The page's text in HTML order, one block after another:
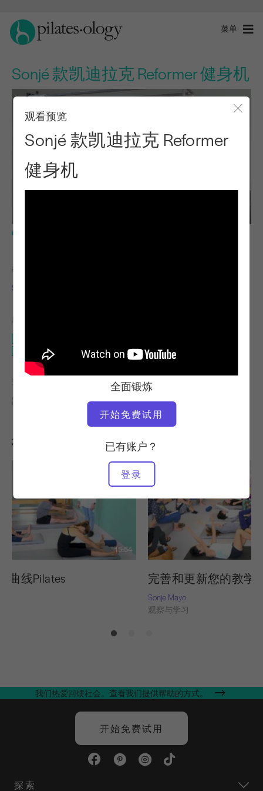
菜单
Sonjé 款凯迪拉克 Reformer 健身机
观看预览
Sonjé 款凯迪拉克 Reformer
健身机
全面锻炼
开始免费试用
已有账户？
登录
教师
Sonje Mayo
所需设备
凯迪拉克
查找类似课程
塔楼 凯迪拉克
您可能喜欢的其他锻炼
15:54
曲线Pilates 完善和更新您的教学
Sonje Mayo
观察与学习
我们热爱回馈社会。查看我们提供帮助的方式。
开始免费试用
探索